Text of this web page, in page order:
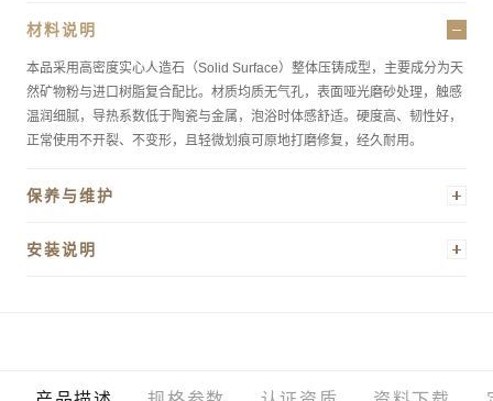
材料说明
本品采用高密度实心人造石（Solid Surface）整体压铸成型，主要成分为天
然矿物粉与进口树脂复合配比。材质均质无气孔，表面哑光磨砂处理，触感
温润细腻，导热系数低于陶瓷与金属，泡浴时体感舒适。硬度高、韧性好，
正常使用不开裂、不变形，且轻微划痕可原地打磨修复，经久耐用。
保养与维护
的清洁产品。使用后建议擦干表面水分，防止水垢沉积。轻微污渍可用软布
安装说明